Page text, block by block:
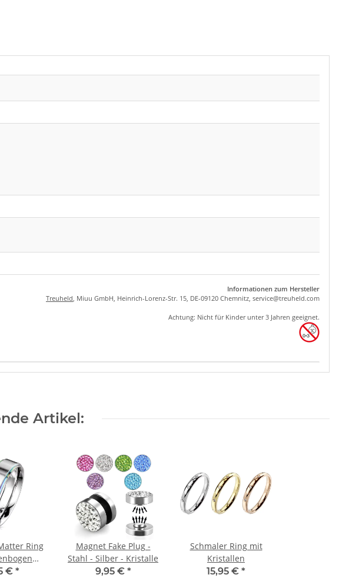
Informationen zum Hersteller
Treuheld, Miuu GmbH, Heinrich-Lorenz-Str. 15, DE-09120 Chemnitz, service@treuheld.com
Achtung: Nicht für Kinder unter 3 Jahren geeignet.
Artikel:
Ring
€ *
Magnet Fake Plug -
Stahl - Silber - Kristalle
9,95 € *
Schmaler Ring mit
Kristallen
15,95 € *